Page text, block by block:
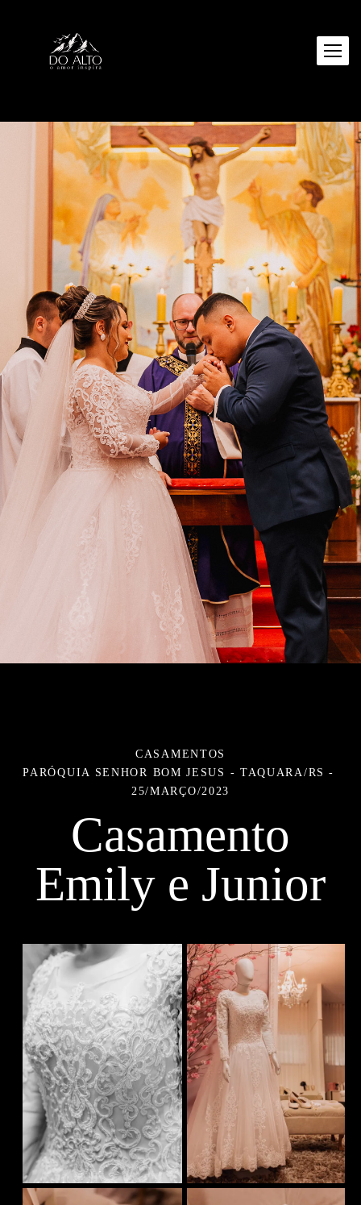
CASAMENTOS
PARÓQUIA SENHOR BOM JESUS - TAQUARA/RS
25/MARÇO/2023
Casamento
Emily e Junior